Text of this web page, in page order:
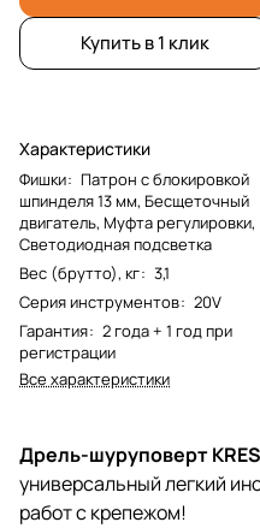
Купить в 1 клик
Характеристики
Фишки: Патрон с блокировкой
шпинделя 13 мм, Бесщеточный
двигатель, Муфта регулировки,
Светодиодная подсветка
Вес (брутто), кг: 3,1
Серия инструментов: 20V
Гарантия: 2 года + 1 год при
регистрации
Все характеристики
Дрель-шуруповерт
универсальный легкий
работ с крепежом!